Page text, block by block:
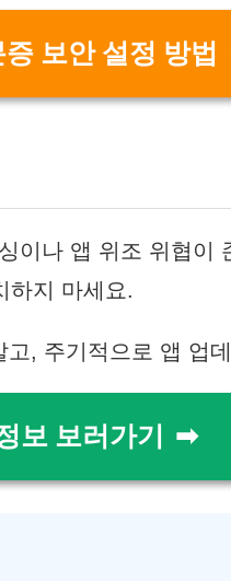
보안 설정 방법
이나 앱 위조 위협이
하지 마세요.
, 주기적으로 앱 업
보 보러가기